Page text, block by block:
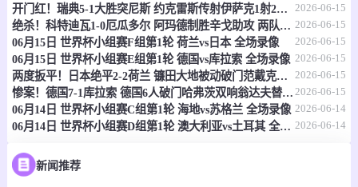
乌兹职联 06-15 20:30 直播中
费尔干纳FA 0 - 0 哈沃尔罕
情报
坦桑超 06-15 21:00 即将开始
福斯特FC
开门红！瑞典5-1大胜突尼斯 约克雷斯传射伊萨克1射2传阿亚里双响 2026-06-15
绝杀！科特迪瓦1-0厄瓜多尔 阿玛德制胜辛戈助攻 两队4中门框 2026-06-15
06月15日 世界杯小组赛F组第1轮 荷兰vs日本 全场录像 2026-06-15
06月15日 世界杯小组赛E组第1轮 德国vs库拉索 全场录像 2026-06-15
两度扳平！日本绝平2-2荷兰 镰田大地被动破门范戴克世界杯首球 2026-06-15
惨案！德国7-1库拉索 德国6人破门哈弗茨双响翁达夫替补1射2传 2026-06-15
06月14日 世界杯小组赛C组第1轮 海地vs苏格兰 全场录像 2026-06-14
06月14日 世界杯小组赛D组第1轮 澳大利亚vs土耳其 全场录像 2026-06-14
新闻推荐